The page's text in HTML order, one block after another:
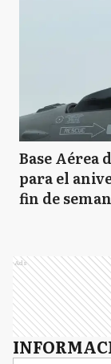
Base Aérea
para el
fin de
Ads